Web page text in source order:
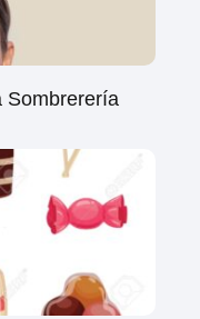
Sombrerería